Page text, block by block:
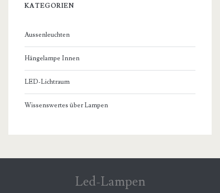
KATEGORIEN
Aussenleuchten
Hängelampe Innen
LED-Lichtraum
Wissenswertes über Lampen
Led-Lampen